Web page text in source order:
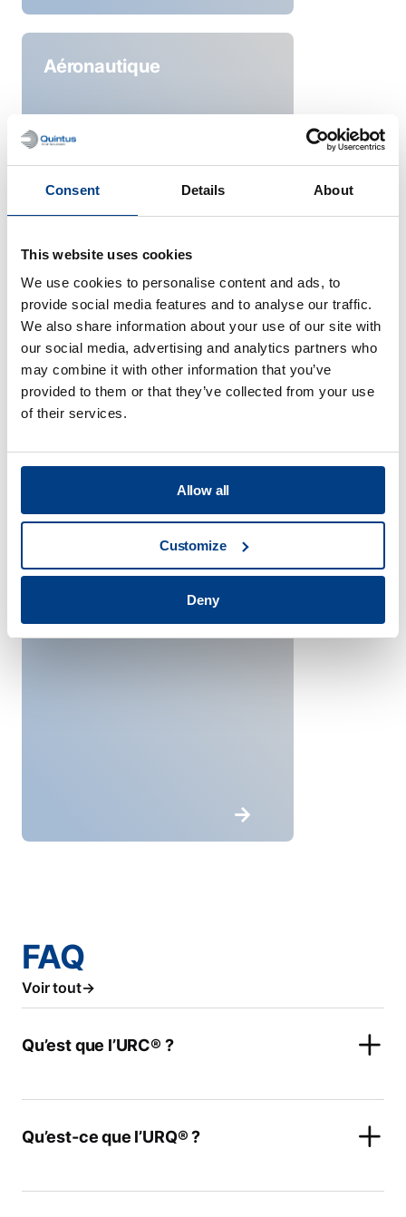
Consent Details About
This website uses cookies
We use cookies to personalise content and ads, to
provide social media features and to analyse our traffic.
We also share information about your use of our site with
our social media, advertising and analytics partners who
may combine it with other information that you’ve
provided to them or that they’ve collected from your use
of their services.
Allow all
Customize
Deny
Aéronautique
Fournisseurs de
services
FAQ
Voir tout
Qu’est que l’URC® ?
Qu’est-ce que l’URQ® ?